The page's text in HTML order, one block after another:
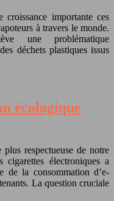
importante ces
à travers le monde.
une problématique
déchets plastiques issus
écologique
respectueuse de notre
électroniques a
de la consommation d’e-
La question cruciale